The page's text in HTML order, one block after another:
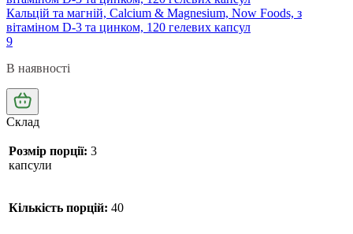
Кальцій та магній, Calcium & Magnesium, Now Foods, з
вітаміном D-3 та цинком, 120 гелевих капсул
9
В наявності
Склад
Розмір порції: 3
капсули
Кількість порцій: 40